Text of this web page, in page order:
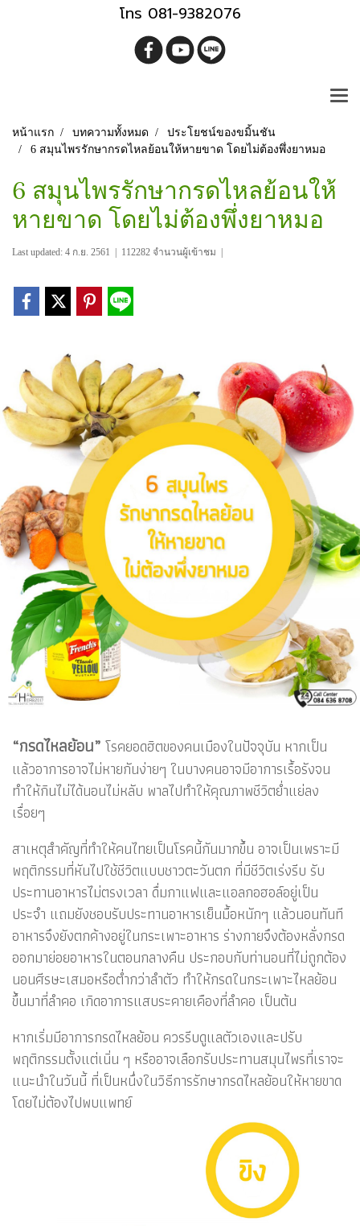
โทร 081-9382076
หน้าแรก บทความทั้งหมด
ประโยชน์ของขมิ้นชัน
6 สมุนไพรรักษากรดไหลย้อนให้หายขาด โดยไม่ต้องพึ่งยาหมอ
6 สมุนไพรรักษากรดไหลย้อนให้
หายขาด โดยไม่ต้องพึ่งยาหมอ
Last updated: 4 ก.ย. 2561 112282 จำนวนผู้เข้าชม
“กรดไหลย้อน” โรคยอดฮิตของคนเมืองในปัจจุบัน หากเป็น
แล้วอาการอาจไม่หายกันง่ายๆ ในบางคนอาจมีอาการเรื้อรังจน
ทำให้กินไม่ได้นอนไม่หลับ พาลไปทำให้คุณภาพชีวิตย่ำแย่ลง
เรื่อยๆ
สาเหตุสำคัญที่ทำให้คนไทยเป็นโรคนี้กันมากขึ้น อาจเป็นเพราะมี
พฤติกรรมที่หันไปใช้ชีวิตแบบชาวตะวันตก ที่มีชีวิตเร่งรีบ รับ
ประทานอาหารไม่ตรงเวลา ดื่มกาแฟและแอลกอฮอล์อยู่เป็น
ประจำ แถมยังชอบรับประทานอาหารเย็นมื้อหนักๆ แล้วนอนทันที
อาหารจึงยังตกค้างอยู่ในกระเพาะอาหาร ร่างกายจึงต้องหลั่งกรด
ออกมาย่อยอาหารในตอนกลางคืน ประกอบกับท่านอนที่ไม่ถูกต้อง
นอนศีรษะเสมอหรือต่ำกว่าลำตัว ทำให้กรดในกระเพาะไหลย้อน
ขึ้นมาที่ลำคอ เกิดอาการแสบระคายเคืองที่ลำคอ เป็นต้น
หากเริ่มมีอาการกรดไหลย้อน ควรรีบดูแลตัวเองและปรับ
พฤติกรรมตั้งแต่เนิ่น ๆ หรืออาจเลือกรับประทานสมุนไพรที่เราจะ
แนะนำในวันนี้ ที่เป็นหนึ่งในวิธีการรักษากรดไหลย้อนให้หายขาด
โดยไม่ต้องไปพบแพทย์